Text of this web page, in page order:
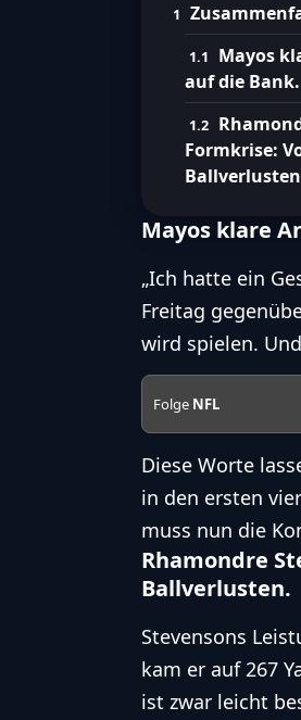
Mayos
auf die Bank.
Formkrise:
Mayos klare
„Ich hatte ein
Freitag
wird spielen.
Folge NFL
Diese Worte
in den ersten
muss nun die
Rhamondre
Ballverlusten.
Stevensons
kam er auf 267
ist zwar leicht